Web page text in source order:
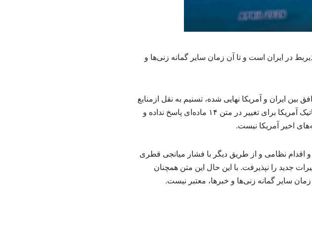
در ایران است و تا آن زمان سایر گمانه زنی‌ها و
بین ایران و آمریکا نهایی شده، تسنیم به نقل ازمنابع
مطلع نوشت: آخرین تحول رخ داده این است که فشار نظامی و دیپلماتیک آمریکا برای تغییر در متن ۱۴ ماده‌ای پاسخ نداده و
اخیر آمریکا نیست.
و اقدام نظامی و از طریق دیگر با فشار میانجی قطری
جدید را نپذیرفت. با این حال این متن همچنان
سایر گمانه زنی‌ها و خبرها، معتبر نیست.